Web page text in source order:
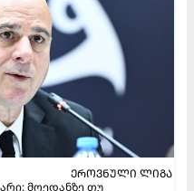
ᲔᲠᲝᲕᲜᲣᲚᲘ ᲚᲘᲒᲐ
მოედანზე თუ